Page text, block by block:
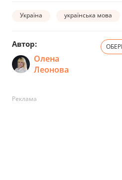
Україна українська мова
Автор:
Олена
Леонова
Реклама